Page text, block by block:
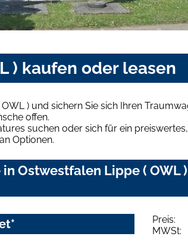
) kaufen oder leasen
) und sichern Sie sich Ihren
offen.
suchen oder sich für ein
Optionen.
Ostwestfalen Lippe ( OWL
Preis:
MWSt: